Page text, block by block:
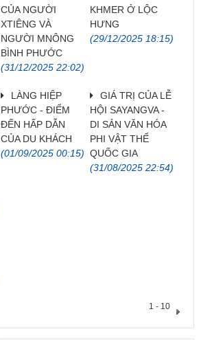
CỦA NGƯỜI
XTIÊNG VÀ
NGƯỜI MNÔNG
BÌNH PHƯỚC
(31/12/2025 22:02)
KHMER Ở LỘC
HƯNG
(29/12/2025 18:15)
LÀNG HIỆP
PHƯỚC - ĐIỂM
ĐẾN HẤP DẪN
CỦA DU KHÁCH
(01/09/2025 00:15)
GIÁ TRỊ CỦA LỄ
HỘI SAYANGVA -
DI SẢN VĂN HÓA
PHI VẬT THỂ
QUỐC GIA
(31/08/2025 22:54)
1 - 10